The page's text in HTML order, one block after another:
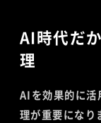
AI時代だ
理
AIを効果的に活
理が重要になり